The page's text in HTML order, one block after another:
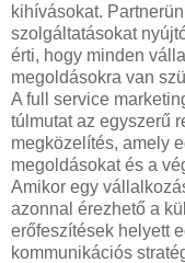
kihívásokat.
szolgáltatásokat
érti, hogy minden
megoldásokra van
A full service
túlmutat az egyszerű
megközelítés, amely
megoldásokat és a
Amikor egy
azonnal érezhető a
erőfeszítések helyett
kommunikációs